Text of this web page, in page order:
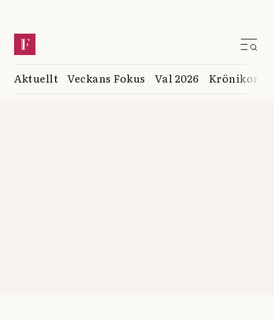
Aktuellt Veckans Fokus Val 2026 Krönikor